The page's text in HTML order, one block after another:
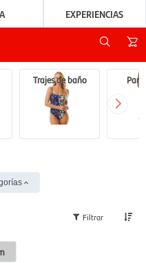
EXPERIENCIAS
Trajes de baño